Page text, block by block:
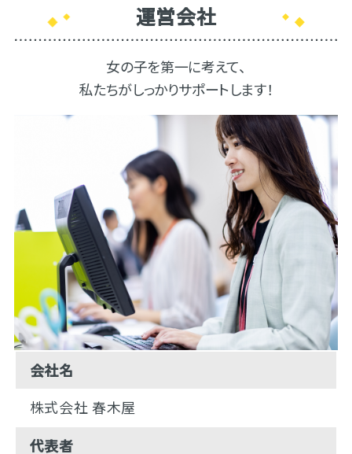
運営会社
女の子を第一に考えて、
私たちがしっかりサポートします！
会社名
株式会社 春木屋
代表者